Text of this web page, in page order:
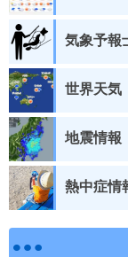
気象予報
世界天気
地震情報
熱中症情